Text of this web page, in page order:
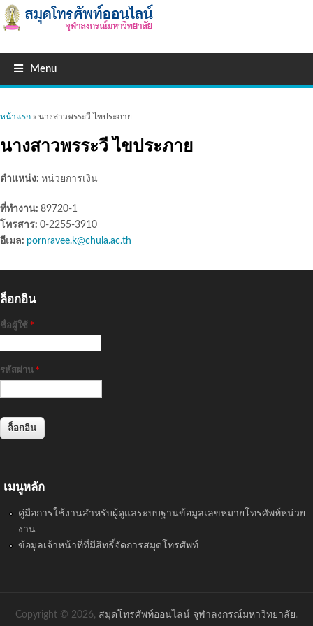
Menu
คุณอยู่ที่นี่
หน้าแรก » นางสาวพรระวี ไขประภาย
นางสาวพรระวี ไขประภาย
ตำแหน่ง: หน่วยการเงิน
ที่ทำงาน: 89720-1
โทรสาร: 0-2255-3910
อีเมล: pornravee.k@chula.ac.th
ล็อกอิน
ชื่อผู้ใช้ *
รหัสผ่าน *
เมนูหลัก
คู่มือการใช้งานสำหรับผู้ดูแลระบบฐานข้อมูลเลขหมายโทรศัพท์หน่วย
งาน
ข้อมูลเจ้าหน้าที่ที่มีสิทธิ์จัดการสมุดโทรศัพท์
Copyright © 2026, สมุดโทรศัพท์ออนไลน์ จุฬาลงกรณ์มหาวิทยาลัย.